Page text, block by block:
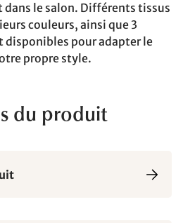
le salon. Différents tissus
couleurs, ainsi que 3
disponibles pour adapter le
propre style.
du produit